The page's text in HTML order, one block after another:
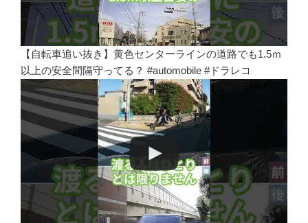
【自転車追い抜き】黄色センターラインの道路でも1.5ｍ
以上の安全間隔守ってる？ #automobile #ドラレコ